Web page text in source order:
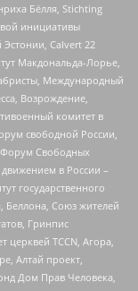
Бёлля, Stichting
инициативы
Calvert 22
Макдональда-Лорье,
Международный
Возрождение,
комитет в
свободной России,
Свободных
в России –
государственного
Беллона, Союз жителей
Гринпис
TCCN, Агора,
Алтай проект,
Дом Прав Человека,